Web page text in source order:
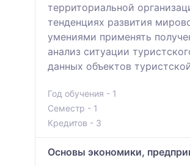
территориальной
тенденциях развития
умениями применять
анализ ситуации
данных объектов
Год обучения - 1
Семестр - 1
Кредитов - 3
Основы экономики,